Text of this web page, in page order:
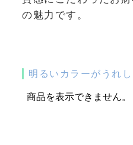
の魅力です。
明るいカラーがうれ